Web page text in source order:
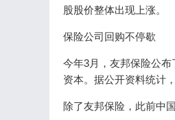
股股价整体出现上涨。
保险公司回购不停歇
今年3月，友邦保险公
资本。据公开资料统计
除了友邦保险，此前中